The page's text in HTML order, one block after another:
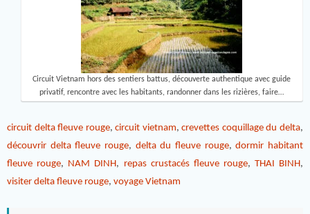
Circuit Vietnam hors des sentiers battus, découverte authentique avec guide
privatif, rencontre avec les habitants, randonner dans les rizières, faire…
circuit delta fleuve rouge,circuit vietnam,crevettes coquillage du delta,
découvrir delta fleuve rouge, delta du fleuve rouge,dormir habitant
fleuve rouge, NAM DINH, repas crustacés fleuve rouge, THAI BINH,
visiter delta fleuve rouge, voyage Vietnam